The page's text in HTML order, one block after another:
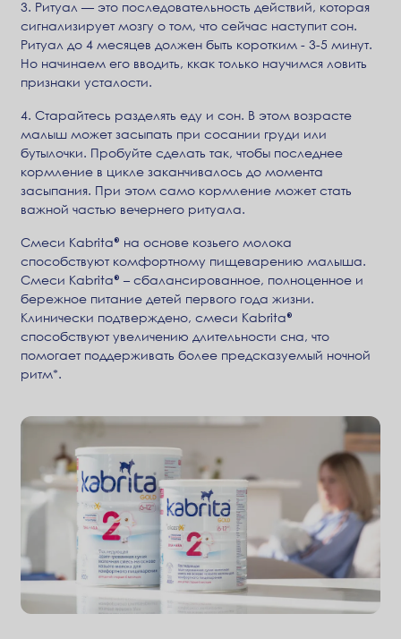
3. Ритуал — это последовательность действий, которая
сигнализирует мозгу о том, что сейчас наступит сон.
Ритуал до 4 месяцев должен быть коротким - 3-5 минут.
Но начинаем его вводить, ккак только научимся ловить
признаки усталости.
4. Старайтесь разделять еду и сон. В этом возрасте
малыш может засыпать при сосании груди или
бутылочки. Пробуйте сделать так, чтобы последнее
кормление в цикле заканчивалось до момента
засыпания. При этом само кормление может стать
важной частью вечернего ритуала.
Смеси Kabrita® на основе козьего молока
способствуют комфортному пищеварению малыша.
Смеси Kabrita® – сбалансированное, полноценное и
бережное питание детей первого года жизни.
Клинически подтверждено, смеси Kabrita®
способствуют увеличению длительности сна, что
помогает поддерживать более предсказуемый ночной
ритм*.